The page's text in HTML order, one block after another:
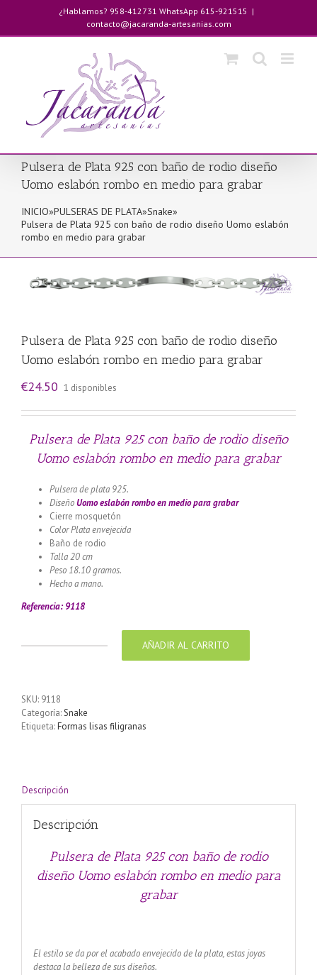
contenido
¿Hablamos? 958-412731 WhatsApp 615-921515 |
contacto@jacaranda-artesanias.com
Pulsera de Plata 925 con baño de rodio diseño
Uomo eslabón rombo en medio para grabar
INICIO»PULSERAS DE PLATA»Snake»
Pulsera de Plata 925 con baño de rodio diseño Uomo eslabón
rombo en medio para grabar
Pulsera de Plata 925 con baño de rodio diseño
Uomo eslabón rombo en medio para grabar
€24.50 1 disponibles
Pulsera de Plata 925 con baño de rodio diseño
Uomo eslabón rombo en medio para grabar
Pulsera de plata 925.
DiseñoUomo eslabón rombo en medio para grabar
Cierre mosquetón
Color Plata envejecida
Baño de rodio
Talla 20 cm
Peso 18.10 gramos.
Hecho a mano.
Referencia: 9118
baño
de
eslabón
medio
grabar
AÑADIR AL CARRITO
SKU: 9118
Categoría:Snake
Etiqueta:Formas lisas filigranas
Descripción
Descripción
Pulsera de Plata 925 con baño de rodio
diseño Uomo eslabón rombo en medio para
grabar
El estilo se da por el acabado envejecido de la plata, estas joyas
destaca la belleza de sus diseños.